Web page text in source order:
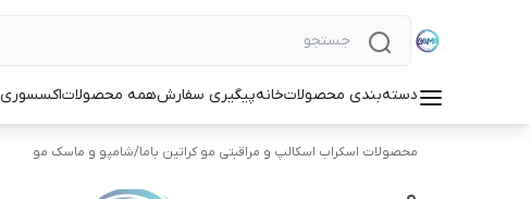
دسته‌بندی محصولاتخانهپیگیری سفارشهمه محصولاتاکسسوری
محصولات اسکراب اسکالپ و مراقبتی مو کراتین باما/شامپو و ماسک مو